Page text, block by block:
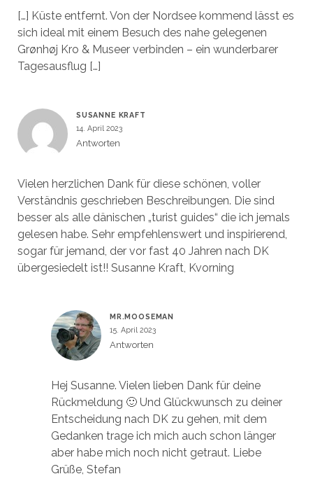
[…] Küste entfernt. Von der Nordsee kommend lässt es
sich ideal mit einem Besuch des nahe gelegenen
Grønhøj Kro & Museer verbinden – ein wunderbarer
Tagesausflug […]
SUSANNE KRAFT
14. April 2023
Antworten
Vielen herzlichen Dank für diese schönen, voller
Verständnis geschrieben Beschreibungen. Die sind
besser als alle dänischen „turist guides“ die ich jemals
gelesen habe. Sehr empfehlenswert und inspirierend,
sogar für jemand, der vor fast 40 Jahren nach DK
übergesiedelt ist!! Susanne Kraft, Kvorning
MR.MOOSEMAN
15. April 2023
Antworten
Hej Susanne. Vielen lieben Dank für deine
Rückmeldung 🙂 Und Glückwunsch zu deiner
Entscheidung nach DK zu gehen, mit dem
Gedanken trage ich mich auch schon länger
aber habe mich noch nicht getraut. Liebe
Grüße, Stefan